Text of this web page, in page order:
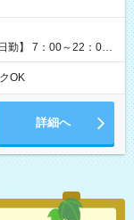
勤】 7：00～22：00
／ 1
OK
詳細へ